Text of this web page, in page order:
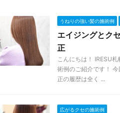
うねりの強い髪の施術例
エイジングとク
正
こんにちは！ IRESU
術例のご紹介です！
正の履歴は全く ...
広がるクセの施術例